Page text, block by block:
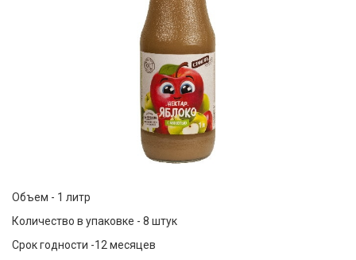
Объем - 1 литр
Количество в упаковке - 8 штук
Срок годности -12 месяцев